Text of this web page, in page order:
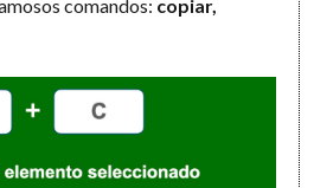
comandos: copiar,